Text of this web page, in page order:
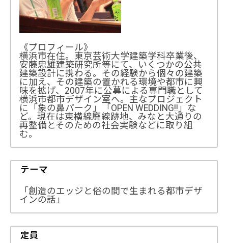
《プロフィール》
横浜市在住。東京芸術大学建築学科卒業後、
安藤忠雄建築研究所等にて、いくつかの公共
建築設計に携わる。その経験から個々の建築
に加え、その建築の置かれる環境や都市に興
味を拡げ、2007年に公募による専門職として
横浜市都市デザイン室へ。主なプロジェクト
に「象の鼻パーク」「OPEN WEDDING!!」な
ど。現在は東横線廃線跡地、みなと大通りの
再整備とそのための社会実験などに取り組
む。
テーマ
「創造のエッジと俗の間で生まれる都市デザ
インの話」
定員